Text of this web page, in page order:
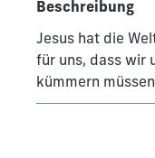
Beschreibung
Jesus hat die
für uns, dass wir
kümmern